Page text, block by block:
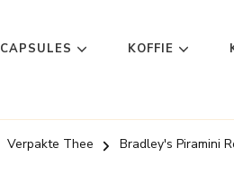
CAPSULES KOFFIE
Verpakte Thee Bradley's Piramini